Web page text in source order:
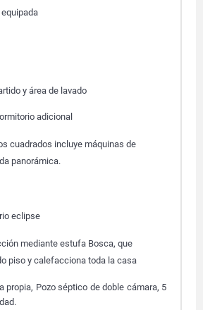
y área de lavado
adicional
cuadrados incluye máquinas de
panorámica.
eclipse
mediante estufa Bosca, que
piso y calefacciona toda la casa
propia, Pozo séptico de doble cámara, 5